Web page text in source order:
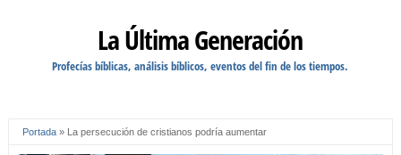
La Última Generación
Profecías bíblicas, análisis bíblicos, eventos del fin de los tiempos.
Portada» La persecución de cristianos podría aumentar